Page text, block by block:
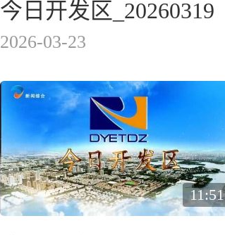
今日开发区_20260319
2026-03-23
11:51